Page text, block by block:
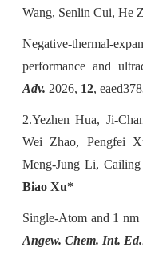
Wang, Senlin Cui, He
Negative-thermal-
performance and
Adv. 2026, 12,
2.Yezhen Hua, Ji-
Wei Zhao, Pengfei
Meng-Jung Li,
Biao Xu*
Single-Atom and 1
Angew. Chem. Int. Ed.